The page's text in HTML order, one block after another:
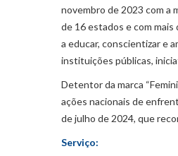
novembro de 2023 com a
de 16 estados e com
a educar, conscientizar e
instituições públicas,
Detentor da marca
ações nacionais de
de julho de 2024, que
Serviço: